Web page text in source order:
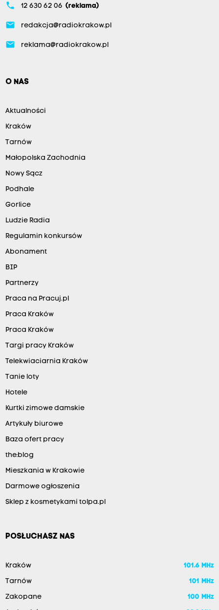
phone 12 630 62 06 (reklama)
email redakcja@radiokrakow.pl
email reklama@radiokrakow.pl
O NAS
Aktualności
Kraków
Tarnów
Małopolska Zachodnia
Nowy Sącz
Podhale
Gorlice
Ludzie Radia
Regulamin konkursów
Abonament
BIP
Partnerzy
Praca na Pracuj.pl
Praca Kraków
Praca Kraków
Targi pracy Kraków
Telekwiaciarnia Kraków
Tanie loty
Hotele
Kurtki zimowe damskie
Artykuły biurowe
Baza ofert pracy
the:blog
Mieszkania w Krakowie
Darmowe ogłoszenia
Sklep z kosmetykami tolpa.pl
POSŁUCHASZ NAS
Kraków 101.6 MHz
Tarnów 101 MHz
Zakopane 100 MHz